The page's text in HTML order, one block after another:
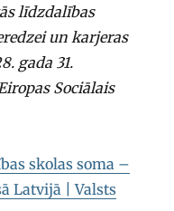
līdzdalības
un karjeras
gada 31.
Sociālais
skolas soma –
Latvijā | Valsts